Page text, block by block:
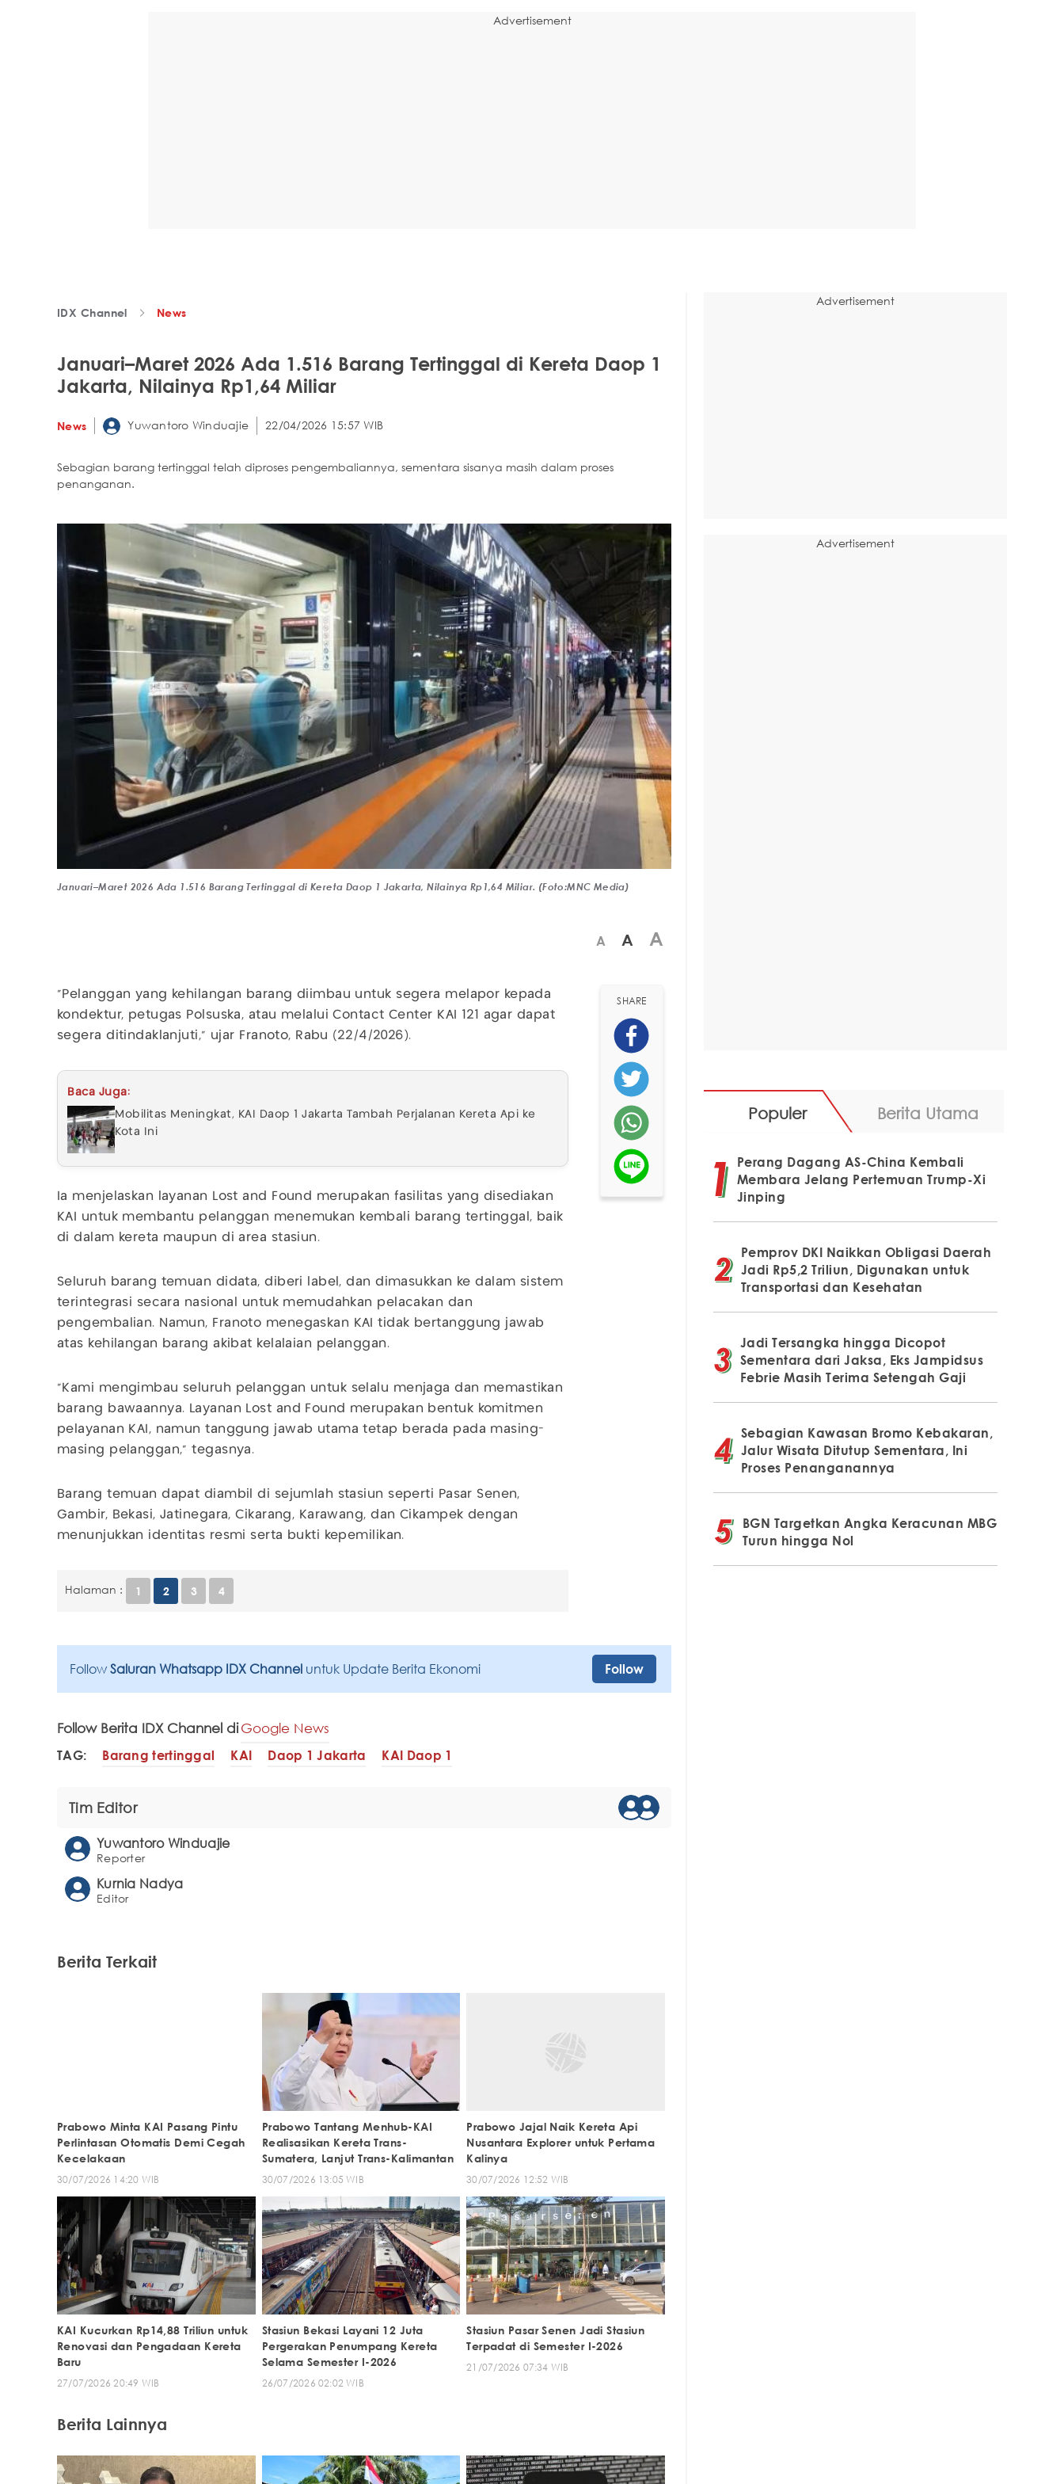
Advertisement
IDX Channel News
Januari–Maret 2026 Ada 1.516 Barang Tertinggal di Kereta Daop 1
Jakarta, Nilainya Rp1,64 Miliar
News Yuwantoro Winduajie 22/04/2026 15:57 WIB
Sebagian barang tertinggal telah diproses pengembaliannya, sementara sisanya masih dalam proses
penanganan.
Januari–Maret 2026 Ada 1.516 Barang Tertinggal di Kereta Daop 1 Jakarta, Nilainya Rp1,64 Miliar. (Foto:MNC Media)
A A A
“Pelanggan yang kehilangan barang diimbau untuk segera melapor kepada
kondektur, petugas Polsuska, atau melalui Contact Center KAI 121 agar dapat
segera ditindaklanjuti,” ujar Franoto, Rabu (22/4/2026).
Baca Juga:
Mobilitas Meningkat, KAI Daop 1 Jakarta Tambah Perjalanan Kereta Api ke
Kota Ini
Ia menjelaskan layanan Lost and Found merupakan fasilitas yang disediakan
KAI untuk membantu pelanggan menemukan kembali barang tertinggal, baik
di dalam kereta maupun di area stasiun.
Seluruh barang temuan didata, diberi label, dan dimasukkan ke dalam sistem
terintegrasi secara nasional untuk memudahkan pelacakan dan
pengembalian. Namun, Franoto menegaskan KAI tidak bertanggung jawab
atas kehilangan barang akibat kelalaian pelanggan.
“Kami mengimbau seluruh pelanggan untuk selalu menjaga dan memastikan
barang bawaannya. Layanan Lost and Found merupakan bentuk komitmen
pelayanan KAI, namun tanggung jawab utama tetap berada pada masing-
masing pelanggan,” tegasnya.
Barang temuan dapat diambil di sejumlah stasiun seperti Pasar Senen,
Gambir, Bekasi, Jatinegara, Cikarang, Karawang, dan Cikampek dengan
menunjukkan identitas resmi serta bukti kepemilikan.
Halaman : 1 2 3 4
SHARE
Follow Saluran Whatsapp IDX Channel untuk Update Berita Ekonomi Follow
Follow Berita IDX Channel diGoogle News
TAG: Barang tertinggal KAI Daop 1 Jakarta KAI Daop 1
Tim Editor
Yuwantoro Winduajie
Reporter
Kurnia Nadya
Editor
Berita Terkait
Prabowo Minta KAI Pasang Pintu
Perlintasan Otomatis Demi Cegah
Kecelakaan
30/07/2026 14:20 WIB
Prabowo Tantang Menhub-KAI
Realisasikan Kereta Trans-
Sumatera, Lanjut Trans-Kalimantan
30/07/2026 13:05 WIB
Prabowo Jajal Naik Kereta Api
Nusantara Explorer untuk Pertama
Kalinya
30/07/2026 12:52 WIB
KAI Kucurkan Rp14,88 Triliun untuk
Renovasi dan Pengadaan Kereta
Baru
27/07/2026 20:49 WIB
Stasiun Bekasi Layani 12 Juta
Pergerakan Penumpang Kereta
Selama Semester I-2026
26/07/2026 02:02 WIB
Stasiun Pasar Senen Jadi Stasiun
Terpadat di Semester I-2026
21/07/2026 07:34 WIB
Berita Lainnya
Advertisement
Advertisement
Populer Berita Utama
Perang Dagang AS-China Kembali
Membara Jelang Pertemuan Trump-Xi
Jinping
Pemprov DKI Naikkan Obligasi Daerah
Jadi Rp5,2 Triliun, Digunakan untuk
Transportasi dan Kesehatan
Jadi Tersangka hingga Dicopot
Sementara dari Jaksa, Eks Jampidsus
Febrie Masih Terima Setengah Gaji
Sebagian Kawasan Bromo Kebakaran,
Jalur Wisata Ditutup Sementara, Ini
Proses Penanganannya
BGN Targetkan Angka Keracunan MBG
Turun hingga Nol